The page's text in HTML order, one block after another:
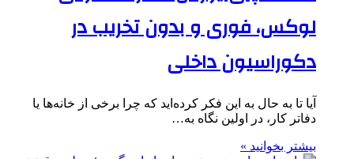
لوکس، فوری و بدون تخریب در
دکوراسیون داخلی
آیا تا به حال به این فکر کرده‌اید که چرا برخی از خانه‌ها یا
دفاتر کار، در اولین نگاه به‌…
بیشتر بخوانید »